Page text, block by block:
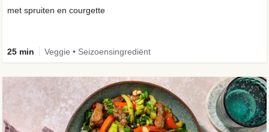
met spruiten en courgette
25 min Veggie • Seizoensingrediënt